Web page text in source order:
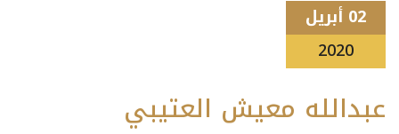
02 أبريل
2020
عبدالله معيش العتيبي